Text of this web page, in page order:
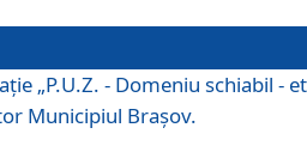
„P.U.Z. - Domeniu schiabil -
Municipiul Braşov.